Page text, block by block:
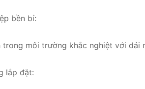
bền bỉ:
môi trường khắc nghiệt với dải
lắp đặt: